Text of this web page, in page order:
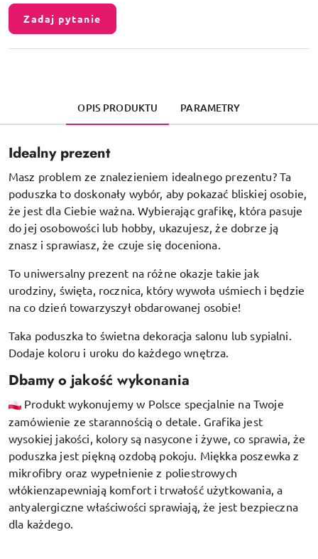
Zadaj pytanie
OPIS PRODUKTU PARAMETRY
Idealny prezent
Masz problem ze znalezieniem idealnego prezentu? Ta
poduszka to doskonały wybór, aby pokazać bliskiej osobie,
że jest dla Ciebie ważna. Wybierając grafikę, która pasuje
do jej osobowości lub hobby, ukazujesz, że dobrze ją
znasz i sprawiasz, że czuje się doceniona.
To uniwersalny prezent na różne okazje takie jak
urodziny, święta, rocznica, który wywoła uśmiech i będzie
na co dzień towarzyszył obdarowanej osobie!
Taka poduszka to świetna dekoracja salonu lub sypialni.
Dodaje koloru i uroku do każdego wnętrza.
Dbamy o jakość wykonania
Produkt wykonujemy w Polsce specjalnie na Twoje
zamówienie ze starannością o detale. Grafika jest
wysokiej jakości, kolory są nasycone i żywe, co sprawia, że
poduszka jest piękną ozdobą pokoju. Miękka poszewka z
mikrofibry oraz wypełnienie z poliestrowych
włókienzapewniają komfort i trwałość użytkowania, a
antyalergiczne właściwości sprawiają, że jest bezpieczna
dla każdego.